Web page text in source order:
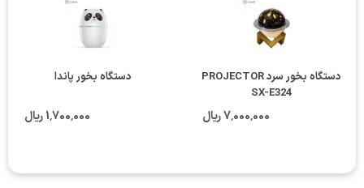
دستگاه بخور سرد PROJECTOR
SX-E324
7٬000٬000 ریال
دستگاه بخور پاندا
1٬700٬000 ریال